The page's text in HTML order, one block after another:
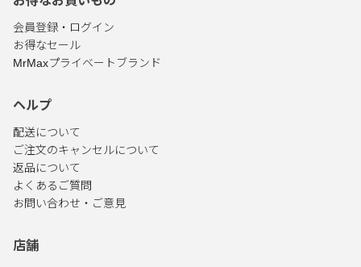
会員登録・ログイン
お得なセール
MrMaxプライベートブランド
ヘルプ
配送について
ご注文のキャンセルについて
返品について
よくあるご質問
お問い合わせ・ご意見
店舗